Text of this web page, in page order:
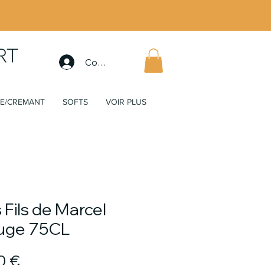
Connexion
CREMANT SOFTS VOIR PLUS
Fils de Marcel
75CL
€Prix